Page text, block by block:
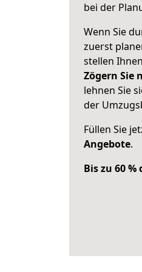
bei der
Wenn Sie
zuerst
stellen Ihnen
Zögern Sie
lehnen Sie
der
Füllen Sie
Angebote.
Bis zu 60